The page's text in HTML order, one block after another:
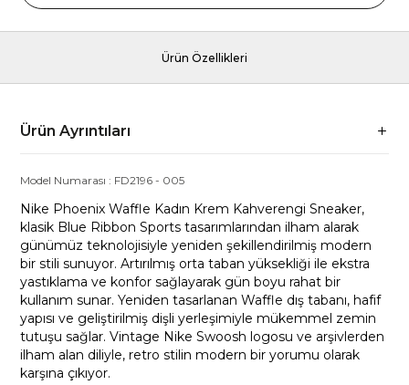
Ürün Özellikleri
Ürün Ayrıntıları
Model Numarası : FD2196 - 005
Nike Phoenix Waffle Kadın Krem Kahverengi Sneaker,
klasik Blue Ribbon Sports tasarımlarından ilham alarak
günümüz teknolojisiyle yeniden şekillendirilmiş modern
bir stili sunuyor. Artırılmış orta taban yüksekliği ile ekstra
yastıklama ve konfor sağlayarak gün boyu rahat bir
kullanım sunar. Yeniden tasarlanan Waffle dış tabanı, hafif
yapısı ve geliştirilmiş dişli yerleşimiyle mükemmel zemin
tutuşu sağlar. Vintage Nike Swoosh logosu ve arşivlerden
ilham alan diliyle, retro stilin modern bir yorumu olarak
karşına çıkıyor.